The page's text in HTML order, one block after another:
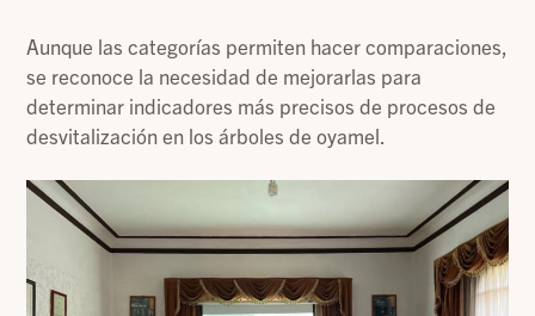
Aunque las categorías permiten hacer comparaciones,
se reconoce la necesidad de mejorarlas para
determinar indicadores más precisos de procesos de
desvitalización en los árboles de oyamel.